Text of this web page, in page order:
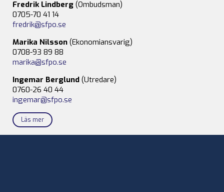
Fredrik Lindberg (Ombudsman)
0705-70 41 14
fredrik@sfpo.se
Marika Nilsson (Ekonomiansvarig)
0708-93 89 88
marika@sfpo.se
Ingemar Berglund (Utredare)
0760-26 40 44
ingemar@sfpo.se
Läs mer